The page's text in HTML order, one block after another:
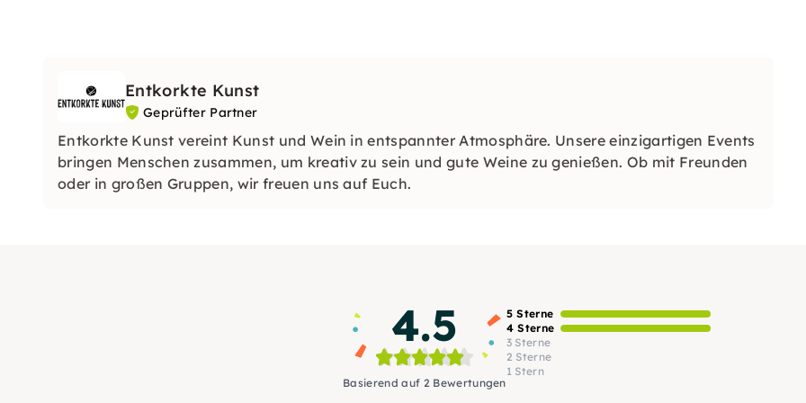
Entkorkte Kunst
Geprüfter Partner
Entkorkte Kunst vereint Kunst und Wein in entspannter Atmosphäre. Unsere einzigartigen Events
bringen Menschen zusammen, um kreativ zu sein und gute Weine zu genießen. Ob mit Freunden
oder in großen Gruppen, wir freuen uns auf Euch.
4.5
Basierend auf 2 Bewertungen
5 Sterne
4 Sterne
3 Sterne
2 Sterne
1 Stern